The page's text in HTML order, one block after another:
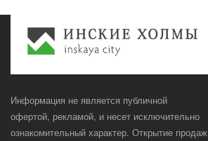
Информация не является публичной
офертой, рекламой, и несет исключительно
ознакомительный характер. Открытие продаж